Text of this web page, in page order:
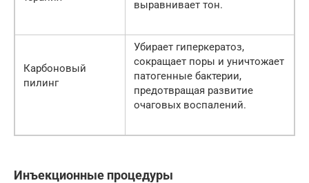
выравнивает тон.
Карбоновый
пилинг
Убирает гиперкератоз,
сокращает поры и уничтожает
патогенные бактерии,
предотвращая развитие
очаговых воспалений.
Инъекционные процедуры